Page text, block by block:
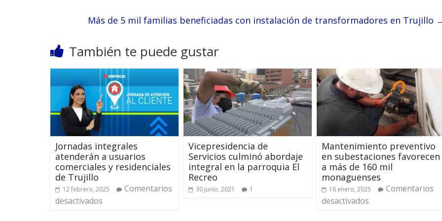
Más de 5 mil familias beneficiadas con instalación de transformadores en Trujillo
También te puede gustar
Jornadas integrales
atenderán a usuarios
comerciales y residenciales
de Trujillo
12 febrero, 2025
Comentarios
desactivados
Vicepresidencia de
Servicios culminó abordaje
integral en la parroquia El
Recreo
30 junio, 2021 1
Mantenimiento preventivo
en subestaciones favorecen
a más de 160 mil
monaguenses
18 enero, 2025
Comentarios
desactivados